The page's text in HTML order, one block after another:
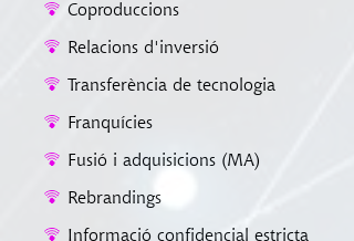
Coproduccions
Relacions d'inversió
Transferència de tecnologia
Franquícies
Fusió i adquisicions (MA)
Rebrandings
Informació confidencial estricta